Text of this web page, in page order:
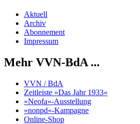
Aktuell
Archiv
Abonnement
Impressum
Mehr VVN-BdA ...
VVN / BdA
Zeitleiste »Das Jahr 1933«
»Neofa«-Ausstellung
»nonpd«-Kampagne
Online-Shop